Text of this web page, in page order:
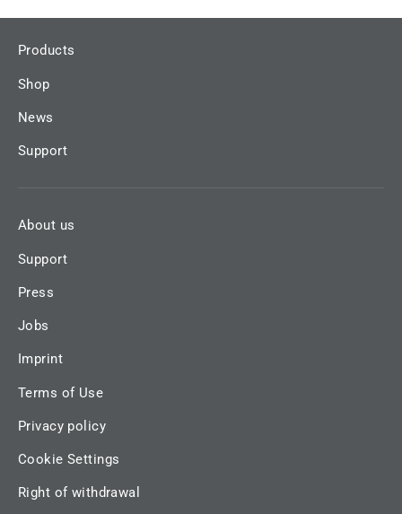
Products
Shop
News
Support
About us
Support
Press
Jobs
Imprint
Terms of Use
Privacy policy
Cookie Settings
Right of withdrawal